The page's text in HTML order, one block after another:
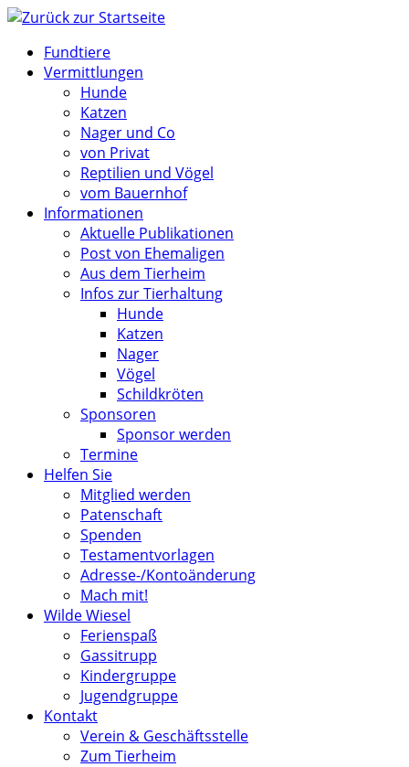
Zum
springenFundtiere
Vermittlungen
Hunde
Katzen
Nager und Co
von Privat
Reptilien und Vögel
vom Bauernhof
Informationen
Aktuelle Publikationen
Post von Ehemaligen
Aus dem Tierheim
Infos zur Tierhaltung
Hunde
Katzen
Nager
Vögel
Schildkröten
Sponsoren
Sponsor werden
Termine
Helfen Sie
Mitglied werden
Patenschaft
Spenden
Testamentvorlagen
Adresse-/Kontoänderung
Mach mit!
Wilde Wiesel
Ferienspaß
Gassitrupp
Kindergruppe
Jugendgruppe
Kontakt
Verein & Geschäftsstelle
Zum Tierheim